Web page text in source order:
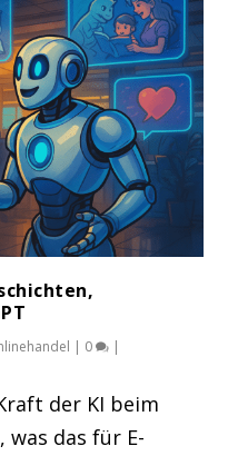
| 0 |
der KI beim
was das für E-